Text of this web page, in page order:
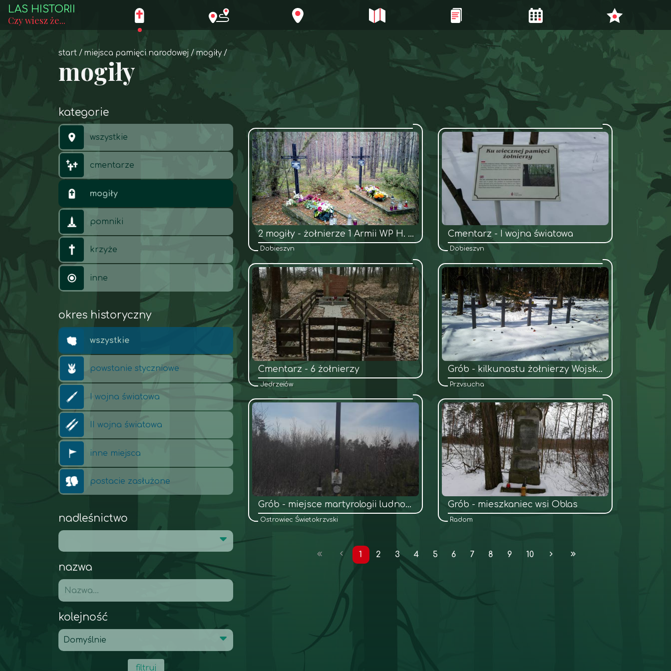
LAS HISTORII
Czy wiesz że...
start miejsca pamięci narodowej mogiły
mogiły
kategorie
2 mogiły - żołnierze 1 Armii WP H. Dąbrowskiego
Dobieszyn
Cmentarz - I wojna światowa
Dobieszyn
Cmentarz - 6 żołnierzy
Jędrzejów
Grób - kilkunastu żołnierzy Wojska Polskiego
Przysucha
Grób - miejsce martyrologii ludności wsi Gębice
Ostrowiec Świętokrzyski
Grób - mieszkaniec wsi Oblas
Radom
1 2 3 4 5 6 7 8 9 10
wszystkie
cmentarze
mogiły
pomniki
krzyże
inne
okres historyczny
wszystkie
powstanie styczniowe
I wojna światowa
II wojna światowa
inne miejsca
postacie zasłużone
nadleśnictwo
nazwa
kolejność
filtruj